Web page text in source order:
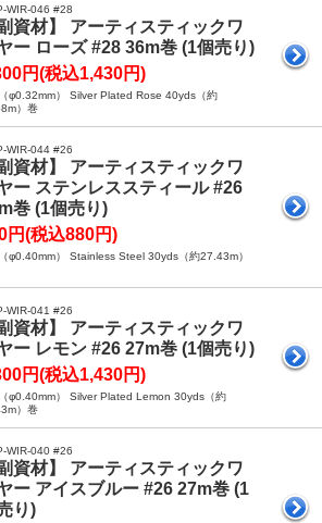
WIR-046 #28
副資材】 アーティスティックワ
ー ローズ #28 36m巻 (1個売り)
円(税込1,430円)
φ0.32mm） Silver Plated Rose 40yds（約
）巻
WIR-044 #26
副資材】 アーティスティックワ
ー ステンレススティール #26
巻 (1個売り)
円(税込880円)
φ0.40mm） Stainless Steel 30yds（約27.43m）
WIR-041 #26
副資材】 アーティスティックワ
ー レモン #26 27m巻 (1個売り)
円(税込1,430円)
φ0.40mm） Silver Plated Lemon 30yds（約
）巻
WIR-040 #26
副資材】 アーティスティックワ
ー アイスブルー #26 27m巻 (1
り)